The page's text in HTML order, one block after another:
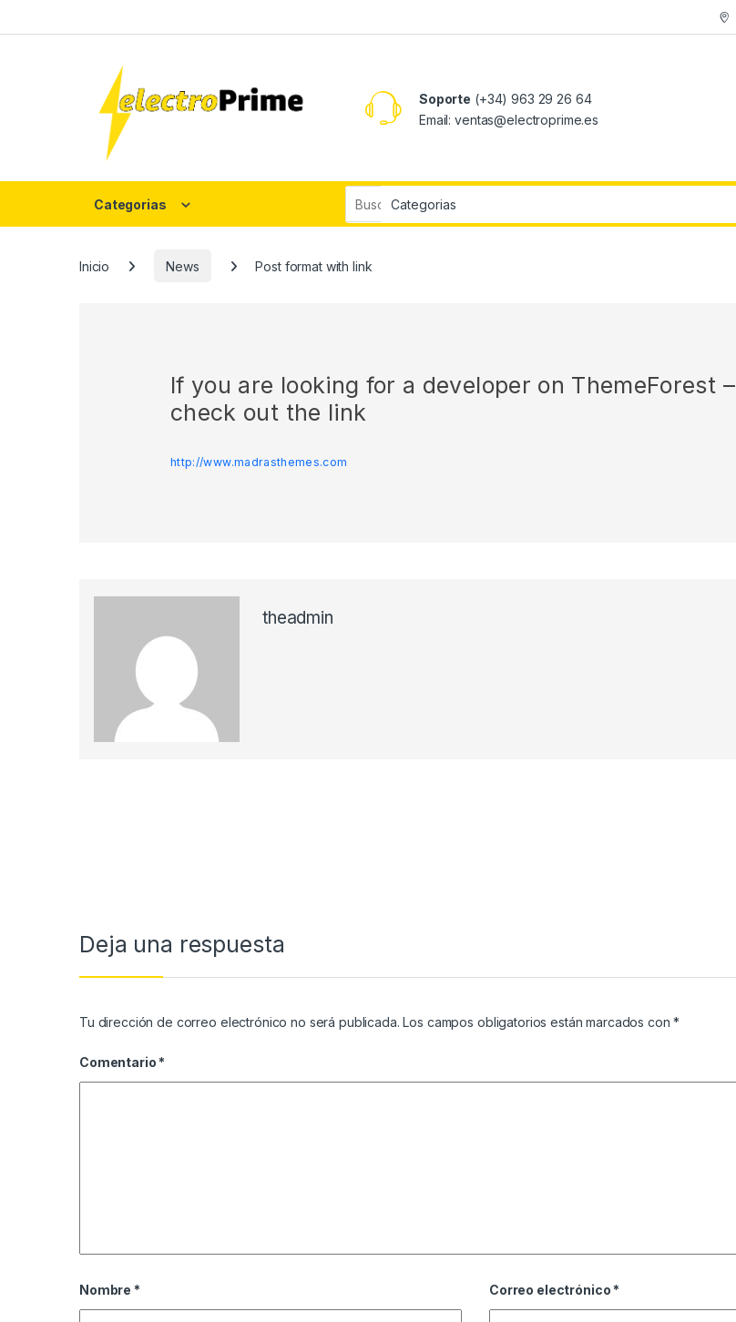
Soporte (+34) 963 29 26 64
Email: ventas@electroprime.es
Categorias
Search for:
Inicio News Post format with link
If you are looking for a developer on ThemeForest –
check out the link
http://www.madrasthemes.com
theadmin
Deja una respuesta
Tu dirección de correo electrónico no será publicada. Los campos obligatorios están marcados con*
Comentario *
Nombre * Correo electrónico *